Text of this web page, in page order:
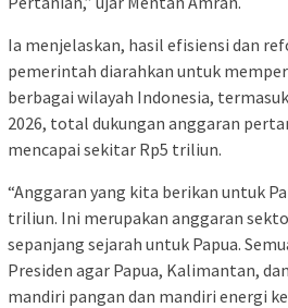
Ia menjelaskan, hasil efisiensi dan
pemerintah diarahkan untuk
berbagai wilayah Indonesia, termasuk
2026, total dukungan anggaran
mencapai sekitar Rp5 triliun.
“Anggaran yang kita berikan untuk
triliun. Ini merupakan anggaran
sepanjang sejarah untuk Papua.
Presiden agar Papua, Kalimantan,
mandiri pangan dan mandiri energi